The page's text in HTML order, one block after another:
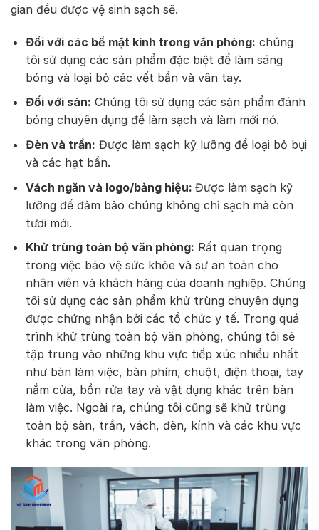
gian đều được vệ sinh sạch sẽ.
Đối với các bề mặt kính trong văn phòng: chúng
tôi sử dụng các sản phẩm đặc biệt để làm sáng
bóng và loại bỏ các vết bẩn và vân tay.
Đối với sàn: Chúng tôi sử dụng các sản phẩm đánh
bóng chuyên dụng để làm sạch và làm mới nó.
Đèn và trần: Được làm sạch kỹ lưỡng để loại bỏ bụi
và các hạt bẩn.
Vách ngăn và logo/bảng hiệu: Được làm sạch kỹ
lưỡng để đảm bảo chúng không chỉ sạch mà còn
tươi mới.
Khử trùng toàn bộ văn phòng: Rất quan trọng
trong việc bảo vệ sức khỏe và sự an toàn cho
nhân viên và khách hàng của doanh nghiệp. Chúng
tôi sử dụng các sản phẩm khử trùng chuyên dụng
được chứng nhận bởi các tổ chức y tế. Trong quá
trình khử trùng toàn bộ văn phòng, chúng tôi sẽ
tập trung vào những khu vực tiếp xúc nhiều nhất
như bàn làm việc, bàn phím, chuột, điện thoại, tay
nắm cửa, bồn rửa tay và vật dụng khác trên bàn
làm việc. Ngoài ra, chúng tôi cũng sẽ khử trùng
toàn bộ sàn, trần, vách, đèn, kính và các khu vực
khác trong văn phòng.